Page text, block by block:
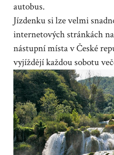
autobus.
Jízdenku si lze velmi
internetových stránkách
nástupní místa v České
vyjíždějí každou sobotu